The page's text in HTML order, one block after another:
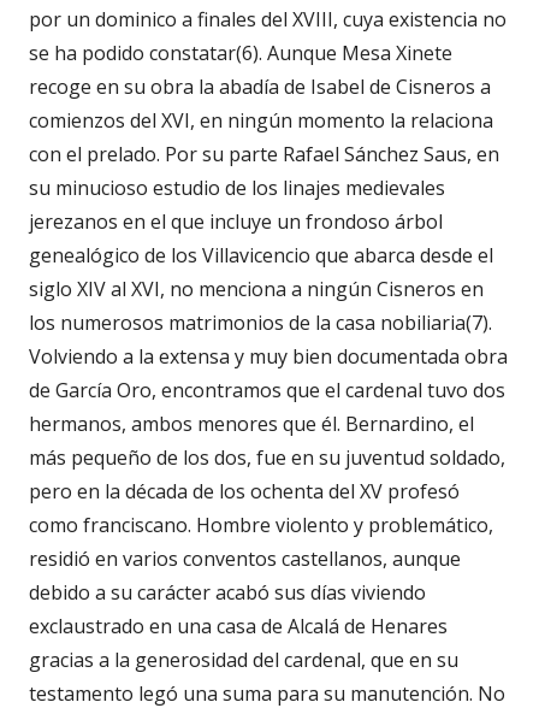
por un dominico a finales del XVIII, cuya existencia no
se ha podido constatar(6). Aunque Mesa Xinete
recoge en su obra la abadía de Isabel de Cisneros a
comienzos del XVI, en ningún momento la relaciona
con el prelado. Por su parte Rafael Sánchez Saus, en
su minucioso estudio de los linajes medievales
jerezanos en el que incluye un frondoso árbol
genealógico de los Villavicencio que abarca desde el
siglo XIV al XVI, no menciona a ningún Cisneros en
los numerosos matrimonios de la casa nobiliaria(7).
Volviendo a la extensa y muy bien documentada obra
de García Oro, encontramos que el cardenal tuvo dos
hermanos, ambos menores que él. Bernardino, el
más pequeño de los dos, fue en su juventud soldado,
pero en la década de los ochenta del XV profesó
como franciscano. Hombre violento y problemático,
residió en varios conventos castellanos, aunque
debido a su carácter acabó sus días viviendo
exclaustrado en una casa de Alcalá de Henares
gracias a la generosidad del cardenal, que en su
testamento legó una suma para su manutención. No